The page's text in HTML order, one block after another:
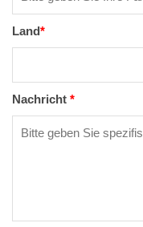
Land*
Nachricht *